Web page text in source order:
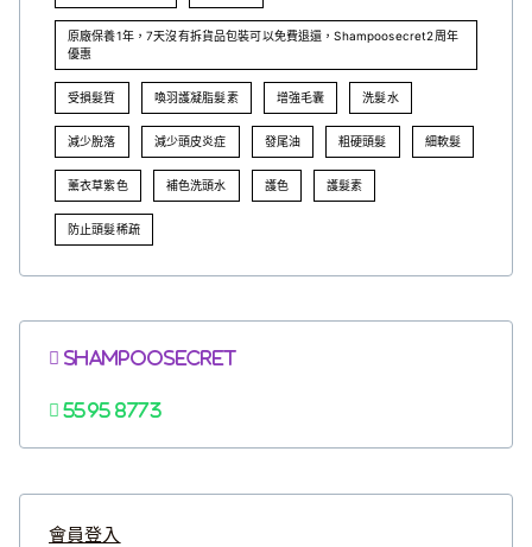
原廠保養1年，7天沒有拆貨品包裝可以免費退還，Shampoosecret2周年
優惠
受損髮質 喚羽護凝脂髮素 增強毛囊 洗髮水
減少脫落 減少頭皮炎症 發尾油 粗硬頭髮 細軟髮
薰衣草紫色 補色洗頭水 護色 護髮素
防止頭髮稀疏
Shampoosecret
5595 8773
會員登入